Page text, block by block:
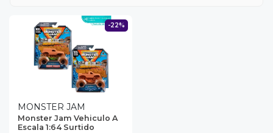
-22%
MONSTER JAM
Monster Jam Vehiculo A
Escala 1:64 Surtido